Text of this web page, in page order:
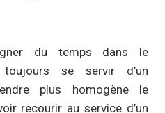
du temps dans le
se servir d’un
plus homogène le
recourir au service d’un